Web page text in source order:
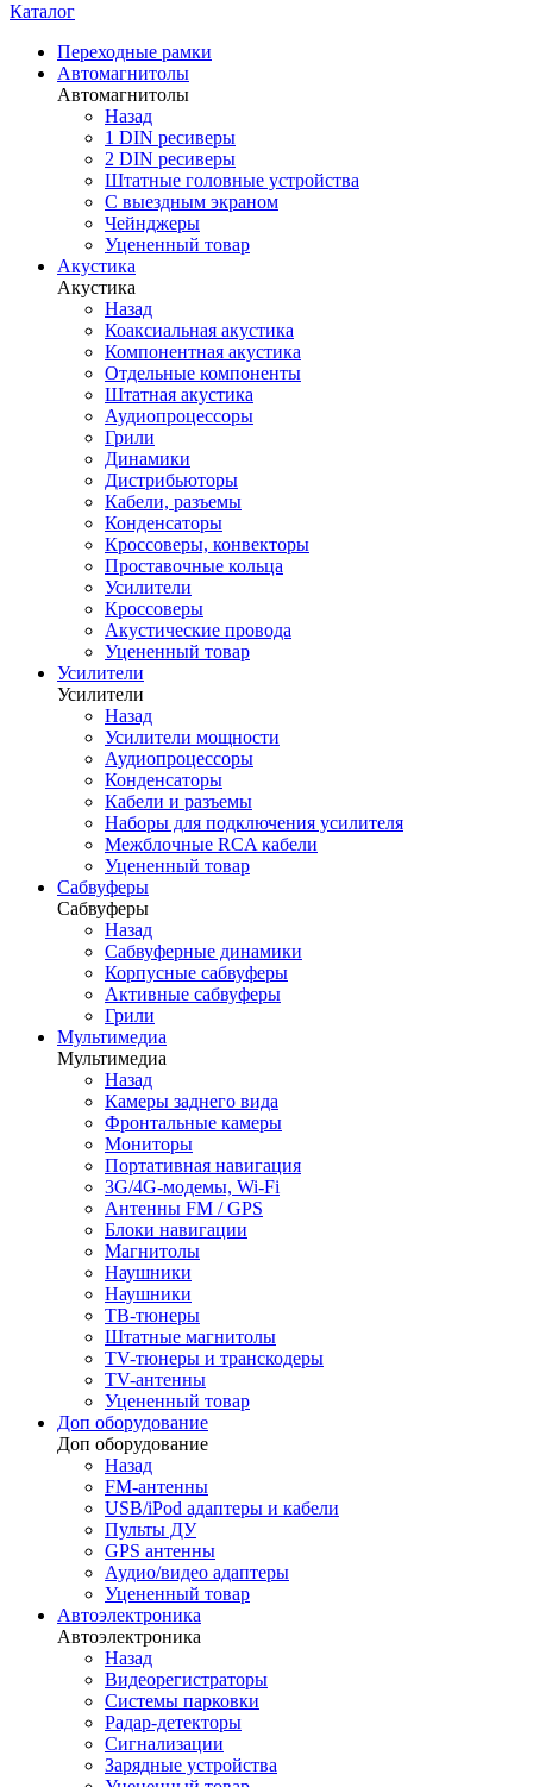
Каталог
Переходные рамки
Автомагнитолы
Автомагнитолы
Назад
1 DIN ресиверы
2 DIN ресиверы
Штатные головные устройства
С выездным экраном
Чейнджеры
Уцененный товар
Акустика
Акустика
Назад
Коаксиальная акустика
Компонентная акустика
Отдельные компоненты
Штатная акустика
Аудиопроцессоры
Грили
Динамики
Дистрибьюторы
Кабели, разъемы
Конденсаторы
Кроссоверы, конвекторы
Проставочные кольца
Усилители
Кроссоверы
Акустические провода
Уцененный товар
Усилители
Усилители
Назад
Усилители мощности
Аудиопроцессоры
Конденсаторы
Кабели и разъемы
Наборы для подключения усилителя
Межблочные RCA кабели
Уцененный товар
Сабвуферы
Сабвуферы
Назад
Сабвуферные динамики
Корпусные сабвуферы
Активные сабвуферы
Грили
Мультимедиа
Мультимедиа
Назад
Камеры заднего вида
Фронтальные камеры
Мониторы
Портативная навигация
3G/4G-модемы, Wi-Fi
Антенны FM / GPS
Блоки навигации
Магнитолы
Наушники
Наушники
ТВ-тюнеры
Штатные магнитолы
TV-тюнеры и транскодеры
TV-антенны
Уцененный товар
Доп оборудование
Доп оборудование
Назад
FM-антенны
USB/iPod адаптеры и кабели
Пульты ДУ
GPS антенны
Аудио/видео адаптеры
Уцененный товар
Автоэлектроника
Автоэлектроника
Назад
Видеорегистраторы
Системы парковки
Радар-детекторы
Сигнализации
Зарядные устройства